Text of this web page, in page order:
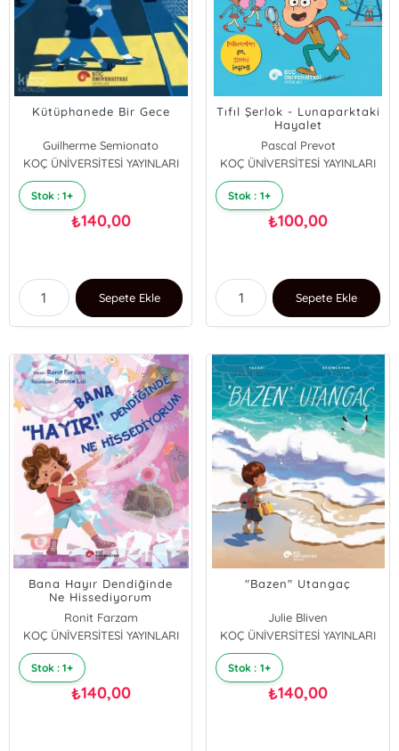
Kütüphanede Bir Gece
Guilherme Semionato
KOÇ ÜNİVERSİTESİ YAYINLARI
Stok : 1+
₺140,00
Sepete Ekle
Tıfıl Şerlok - Lunaparktaki
Hayalet
Pascal Prevot
KOÇ ÜNİVERSİTESİ YAYINLARI
Stok : 1+
₺100,00
Sepete Ekle
Bana Hayır Dendiğinde
Ne Hissediyorum
Ronit Farzam
KOÇ ÜNİVERSİTESİ YAYINLARI
Stok : 1+
₺140,00
"Bazen" Utangaç
Julie Bliven
KOÇ ÜNİVERSİTESİ YAYINLARI
Stok : 1+
₺140,00